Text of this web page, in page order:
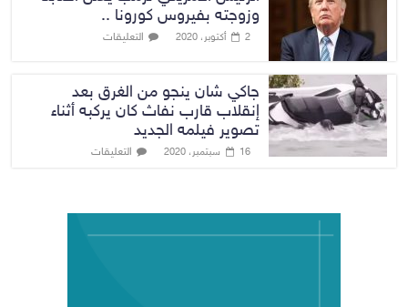
وزوجته بفيروس كورونا ..
2 أكتوبر، 2020 التعليقات
جاكي شان ينجو من الغرق بعد
إنقلاب قارب نفاث كان يركبه أثناء
تصوير فيلمه الجديد
16 سبتمبر، 2020 التعليقات